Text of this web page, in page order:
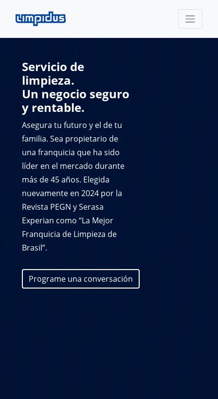
Servicio de
limpieza.
Un negocio seguro
y rentable.
Asegura tu futuro y el de tu
familia. Sea propietario de
una franquicia que ha sido
líder en el mercado durante
más de 45 años. Elegida
nuevamente en 2024 por la
Revista PEGN y Serasa
Experian como “La Mejor
Franquicia de Limpieza de
Brasil”.
Programe una conversación